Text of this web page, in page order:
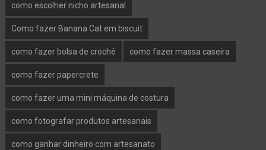
como escolher nicho artesanal
Como fazer Banana Cat em biscuit
como fazer bolsa de crochê como fazer massa caseira
como fazer papercrete
como fazer uma mini máquina de costura
como fotografar produtos artesanais
como ganhar dinheiro com artesanato